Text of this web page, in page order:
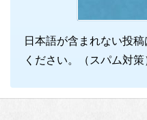
日本語が含まれない投
ください。（スパム対策